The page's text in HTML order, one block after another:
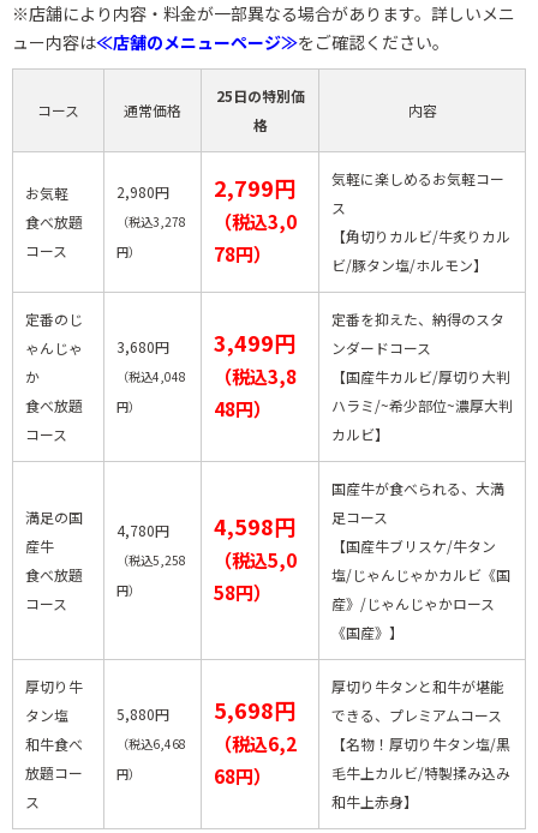
※店舗により内容・料金が一部異なる場合があります。詳しいメニ
ュー内容は≪店舗のメニューページ≫をご確認ください。
コース 通常価格
25日の特別価
格
内容
お気軽
食べ放題
コース
2,980円
（税込3,278
円）
2,799円
（税込3,0
78円）
気軽に楽しめるお気軽コー
ス
【角切りカルビ/牛炙りカル
ビ/豚タン塩/ホルモン】
定番のじ
ゃんじゃ
か
食べ放題
コース
3,680円
（税込4,048
円）
3,499円
（税込3,8
48円）
定番を抑えた、納得のスタ
ンダードコース
【国産牛カルビ/厚切り大判
ハラミ/~希少部位~濃厚大判
カルビ】
満足の国
産牛
食べ放題
コース
4,780円
（税込5,258
円）
4,598円
（税込5,0
58円）
国産牛が食べられる、大満
足コース
【国産牛ブリスケ/牛タン
塩/じゃんじゃかカルビ《国
産》/じゃんじゃかロース
《国産》】
厚切り牛
タン塩
和牛食べ
放題コー
ス
5,880円
（税込6,468
円）
5,698円
（税込6,2
68円）
厚切り牛タンと和牛が堪能
できる、プレミアムコース
【名物！厚切り牛タン塩/黒
毛牛上カルビ/特製揉み込み
和牛上赤身】